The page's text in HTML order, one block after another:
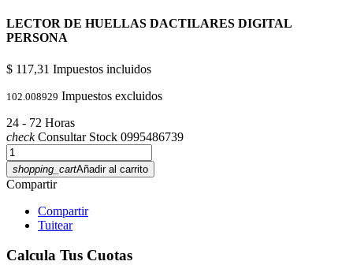
LECTOR DE HUELLAS DACTILARES DIGITAL
PERSONA
$ 117,31 Impuestos incluidos
102.008929 Impuestos excluidos
24 - 72 Horas
checkConsultar Stock 0995486739
shopping_cartAñadir al carrito
Compartir
Compartir
Tuitear
Calcula Tus Cuotas